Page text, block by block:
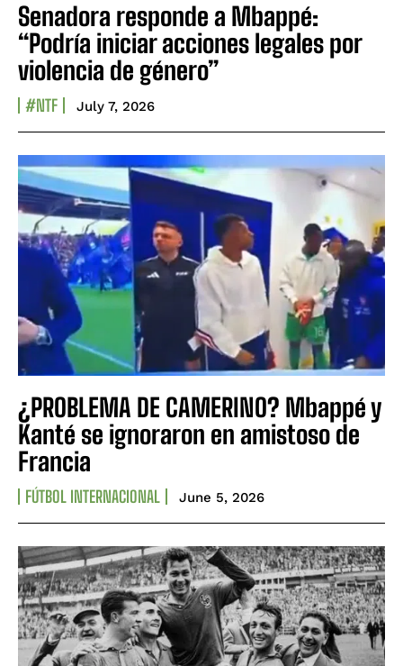
Senadora responde a Mbappé:
“Podría iniciar acciones legales por
violencia de género”
#NTF July 7, 2026
¿PROBLEMA DE CAMERINO? Mbappé y
Kanté se ignoraron en amistoso de
Francia
FÚTBOL INTERNACIONAL June 5, 2026